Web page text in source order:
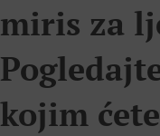
miris za
kojim